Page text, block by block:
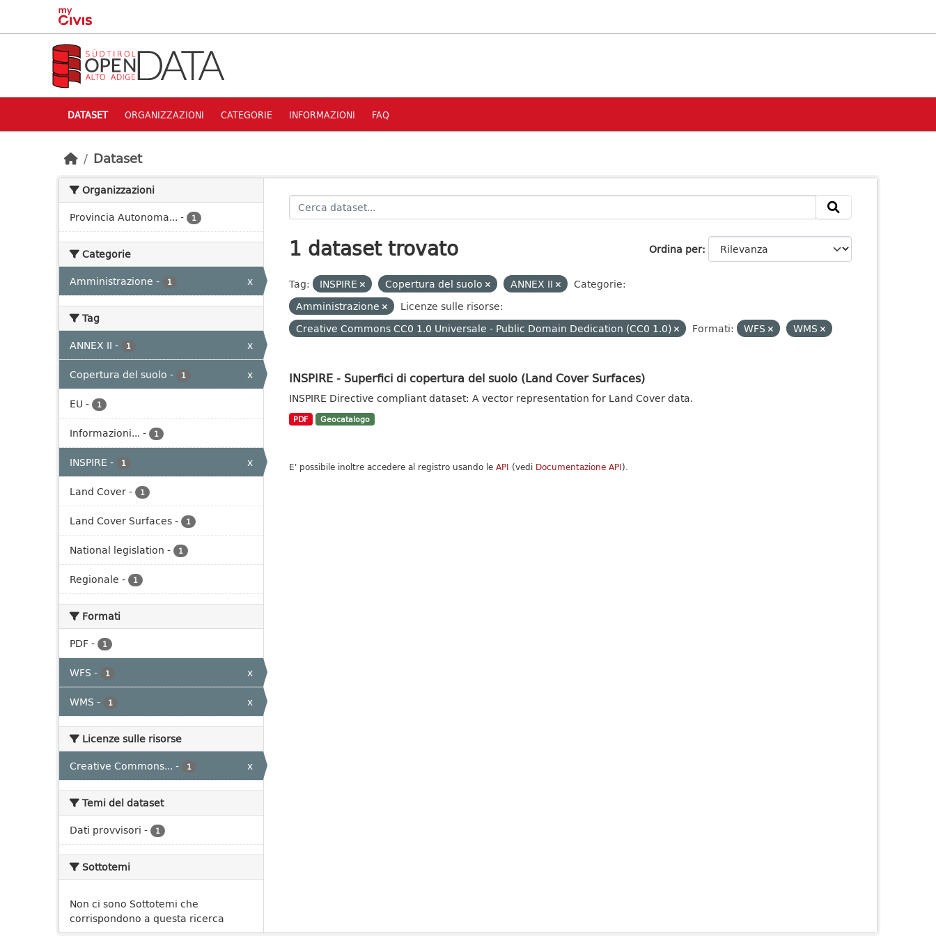
Skip to main content
DATASET ORGANIZZAZIONI CATEGORIE INFORMAZIONI FAQ
Dataset
Organizzazioni
Provincia Autonoma... - 1
Categorie
Amministrazione - 1 x
Tag
ANNEX II - 1
x
Copertura del suolo - 1
x
EU - 1
Informazioni... - 1
INSPIRE - 1
x
Land Cover- 1
Land Cover Surfaces- 1
National legislation - 1
Regionale - 1
Formati
PDF- 1
WFS - 1
x
WMS - 1 x
Licenze sulle risorse
Creative Commons... - 1 x
Temi del dataset
Dati provvisori - 1
Sottotemi
Non ci sono Sottotemi che
corrispondono a questa ricerca
Ordina per
1 dataset trovato
Tag: INSPIRE Copertura del suolo ANNEX II
Categorie:
Amministrazione
Licenze sulle risorse:
Creative Commons CC0 1.0 Universale - Public Domain Dedication (CC0 1.0)
Formati: WFS WMS
INSPIRE - Superfici di copertura del suolo (Land Cover Surfaces)
INSPIRE Directive compliant dataset: A vector representation for Land Cover data.
PDF Geocatalogo
E' possibile inoltre accedere al registro usando le API (vedi Documentazione API).